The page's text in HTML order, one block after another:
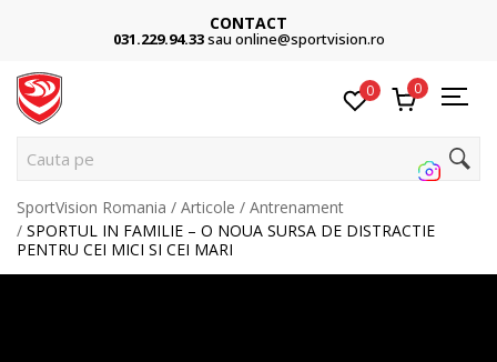
Cumpără acum, plateste mai târziu
3 rate fără dobândă fără card de credit cu Klarna
0 0
Cauta pe site...
SportVision Romania Articole
Antrenament
SPORTUL IN FAMILIE – O NOUA SURSA DE DISTRACTIE
PENTRU CEI MICI SI CEI MARI